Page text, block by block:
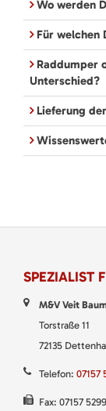
Wo werden
Für welchen
Raddumper
Unterschied?
Lieferung
SPEZIALIST
M&V Veit
Torstraße 11
72135
Telefon: 07157
Fax: 07157